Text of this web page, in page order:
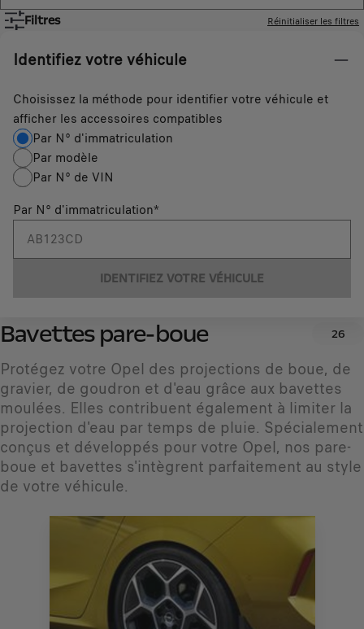
Filtres Réinitialiser les filtres
Identifiez votre véhicule
Choisissez la méthode pour identifier votre véhicule et
afficher les accessoires compatibles
Par N° d'immatriculation
Par modèle
Par N° de VIN
Par N° d'immatriculation*
IDENTIFIEZ VOTRE VÉHICULE
Bavettes pare-boue 26
Protégez votre Opel des projections de boue, de
gravier, de goudron et d'eau grâce aux bavettes
moulées. Elles contribuent également à limiter la
projection d'eau par temps de pluie. Spécialement
conçus et développés pour votre Opel, nos pare-
boue et bavettes s'intègrent parfaitement au style
de votre véhicule.